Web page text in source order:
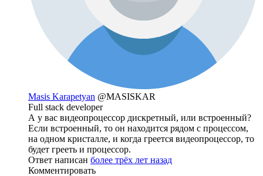
Masis Karapetyan @MASISKAR
Full stack developer
А у вас видеопроцессор дискретный, или встроенный?
Если встроенный, то он находится рядом с процессом,
на одном кристалле, и когда греется видеопроцессор, то
будет грееть и процессор.
Ответ написан более трёх лет назад
Комментировать